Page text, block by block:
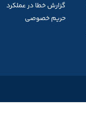
گزارش خطا در عملکرد
حریم خصوصی